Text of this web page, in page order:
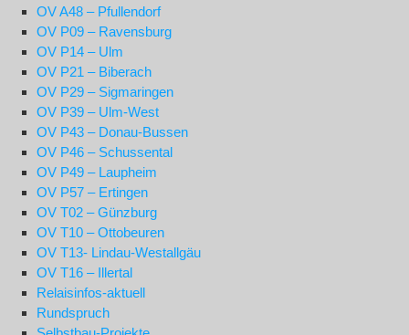
OV A48 – Pfullendorf
OV P09 – Ravensburg
OV P14 – Ulm
OV P21 – Biberach
OV P29 – Sigmaringen
OV P39 – Ulm-West
OV P43 – Donau-Bussen
OV P46 – Schussental
OV P49 – Laupheim
OV P57 – Ertingen
OV T02 – Günzburg
OV T10 – Ottobeuren
OV T13- Lindau-Westallgäu
OV T16 – Illertal
Relaisinfos-aktuell
Rundspruch